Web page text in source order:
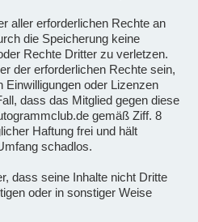
aller erforderlichen Rechte an
die Speicherung keine
Rechte Dritter zu verletzen.
der erforderlichen Rechte sein,
Einwilligungen oder Lizenzen
dass das Mitglied gegen diese
gemäß Ziff. 8
Haftung frei und hält
schadlos.
dass seine Inhalte nicht Dritte
oder in sonstiger Weise